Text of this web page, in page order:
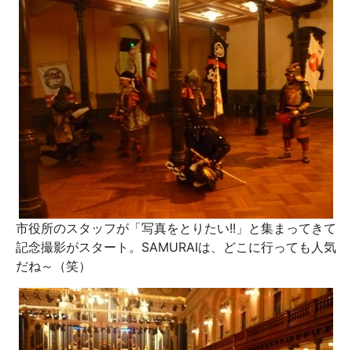
市役所のスタッフが「写真をとりたい!!」と集まってきて
記念撮影がスタート。SAMURAIは、どこに行っても人気
だね～（笑）